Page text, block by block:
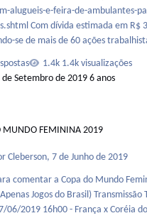
alugueis-e-feira-de-ambulantes-
em R$ 350 milhões e
se de mais de 60 ações
para poder fazer com que a equipe
o time da capital paulista
a equipe rubro-verde aluga o
esportes por R$ 60 mil para a
na Marginal Tietê, por R$
1.4k visualizações
de Setembro de 20196 anos
MUNDO FEMININA 2019
Cleberson,7 de Junho de 2019
a Copa do Mundo Femina
x Coréia do Sul Sábado -